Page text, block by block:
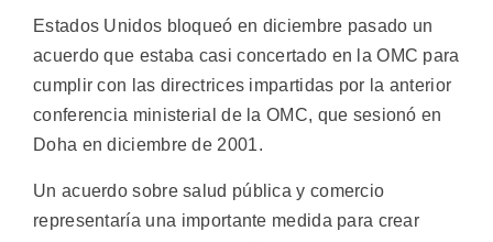
Estados Unidos bloqueó en diciembre pasado un
acuerdo que estaba casi concertado en la OMC para
cumplir con las directrices impartidas por la anterior
conferencia ministerial de la OMC, que sesionó en
Doha en diciembre de 2001.
Un acuerdo sobre salud pública y comercio
representaría una importante medida para crear